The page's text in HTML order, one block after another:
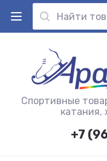
Спортивные
катания,
+7